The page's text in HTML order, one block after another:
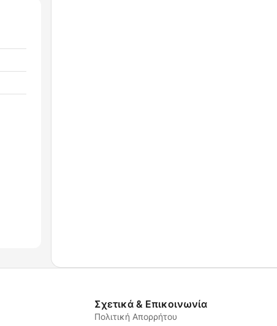
Σχετικά & Επικοινωνία
Πολιτική Απορρήτου